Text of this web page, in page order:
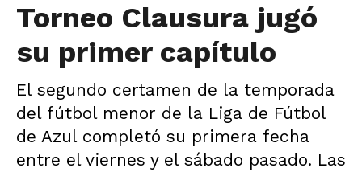
Torneo Clausura jugó
su primer capítulo
El segundo certamen de la temporada
del fútbol menor de la Liga de Fútbol
de Azul completó su primera fecha
entre el viernes y el sábado pasado. Las